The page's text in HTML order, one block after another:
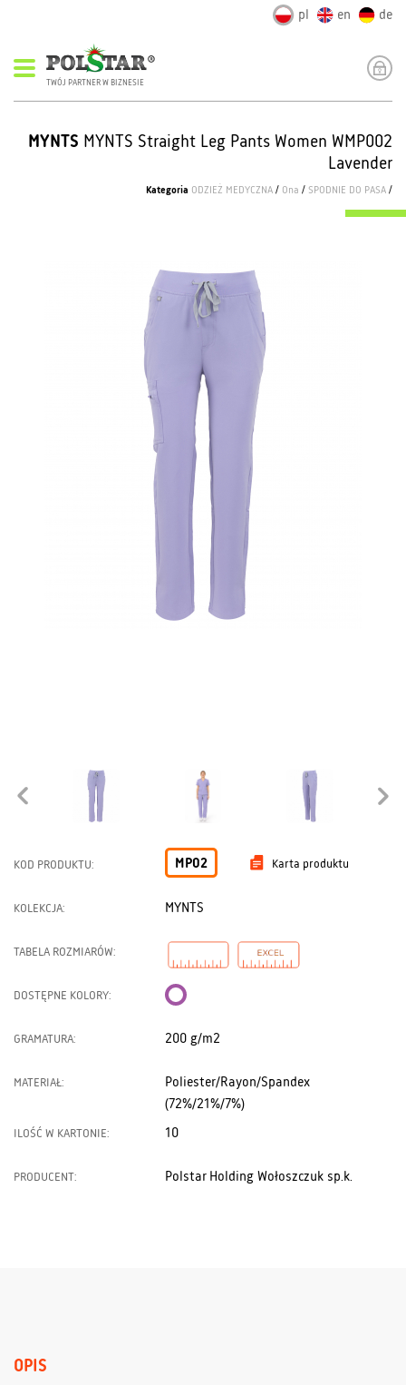
pl en de
TWÓJ PARTNER W BIZNESIE
MYNTS MYNTS Straight Leg Pants Women WMP002
Lavender
Kategoria ODZIEŻ MEDYCZNA / Ona / SPODNIE DO PASA /
KOD PRODUKTU: MP02 Karta produktu
KOLEKCJA: MYNTS
TABELA ROZMIARÓW:
DOSTĘPNE KOLORY:
GRAMATURA: 200 g/m2
MATERIAŁ:
Poliester/Rayon/Spandex
(72%/21%/7%)
ILOŚĆ W KARTONIE: 10
PRODUCENT: Polstar Holding Wołoszczuk sp.k.
OPIS